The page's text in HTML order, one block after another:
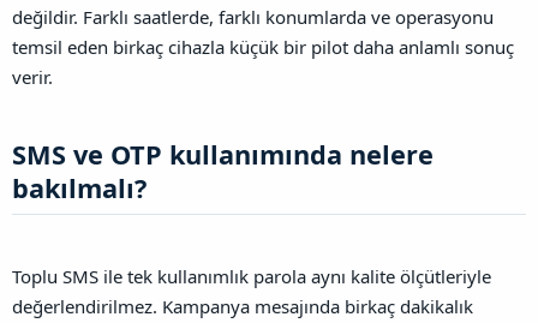
değildir. Farklı saatlerde, farklı konumlarda ve operasyonu
temsil eden birkaç cihazla küçük bir pilot daha anlamlı sonuç
verir.
SMS ve OTP kullanımında nelere
bakılmalı?​
Toplu SMS ile tek kullanımlık parola aynı kalite ölçütleriyle
değerlendirilmez. Kampanya mesajında birkaç dakikalık